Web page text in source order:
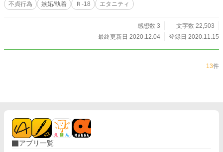
不貞行為
嫉妬/執着 Ｒ-18 エタニティ
感想数 3
文字数 22,503
最終更新日 2020.12.04
登録日 2020.11.15
13件
アプリ一覧